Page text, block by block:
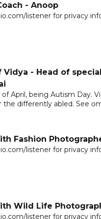
- Anoop
listener for privacy
Vidya - Head of
of April, being Autism Day.
the differently abled. See
Fashion
listener for privacy
Wild Life
listener for privacy